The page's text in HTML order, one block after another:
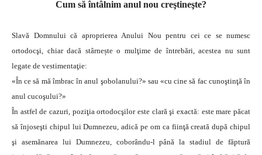
Cum să întâlnim anul nou creştineşte?
Slavă Domnului că aproprierea Anului Nou pentru cei ce se numesc
ortodocşi, chiar dacă stârnește o mulţime de întrebări, acestea nu sunt
legate de vestimentaţie:
«În ce să mă îmbrac în anul şobolanului?» sau «cu cine să fac cunoştinţă în
anul cucoşului?»
În astfel de cazuri, poziţia ortodocşilor este clară şi exactă: este mare păcat
să înjoseşti chipul lui Dumnezeu, adică pe om ca fiinţă creată după chipul
şi asemănarea lui Dumnezeu, coborându-l până la stadiul de făptură